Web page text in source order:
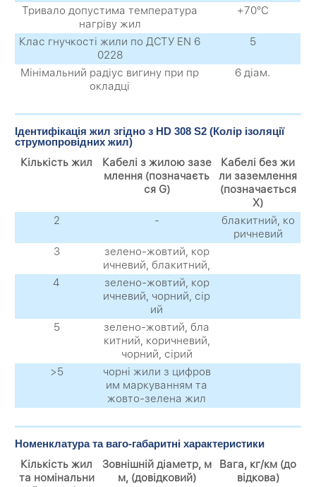
Тривало допустима температура
нагріву жил
+70°С
Клас гнучкості жили по ДСТУ EN 6
0228
5
Мінімальний радіус вигину при пр
окладці
6 діам.
Ідентифікація жил згідно з HD 308 S2 (Колір ізоляції
струмопровідних жил)
Кількість жил
Кабелі з жилою зазе
млення (позначаєть
ся G)
Кабелі без жи
ли заземлення
(позначається
X)
2
-
блакитний, ко
ричневий
3
зелено-жовтий, кор
ичневий, блакитний,
4
зелено-жовтий, кор
ичневий, чорний, сір
ий
5
зелено-жовтий, бла
китний, коричневий,
чорний, сірий
>5
чорні жили з цифров
им маркуванням та
жовто-зелена жил
Номенклатура та ваго-габаритні характеристики
Кількість жил
та номінальни
Зовнішній діаметр, м
м, (довідковий)
Вага, кг/км (до
відкова)